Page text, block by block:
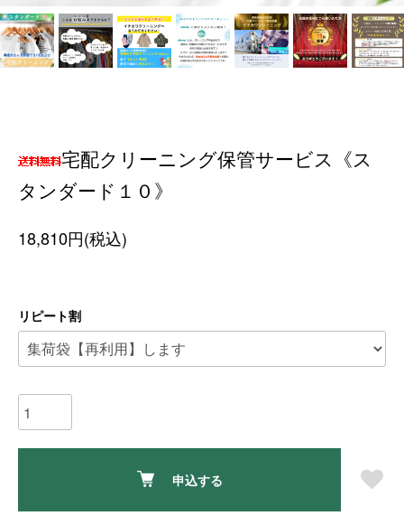
宅配クリーニング保管サービス《ス
タンダード１０》
18,810円(税込)
リピート割
申込する